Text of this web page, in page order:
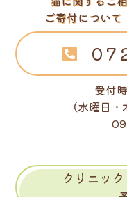
ご寄付につい
受付
（水曜日
クリニッ